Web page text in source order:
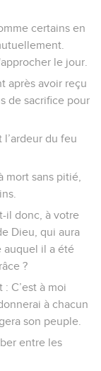
certains en
le jour.
après avoir reçu
de sacrifice pour
du feu
mort sans pitié,
il donc, à votre
Dieu, qui aura
auquel il a été
?
C’est à moi
à chacun
son peuple.
entre les